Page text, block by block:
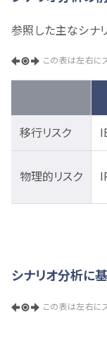
参照した主なシナ
この表は左右に
移行リスク
物理的リスク
シナリオ分析に
この表は左右に